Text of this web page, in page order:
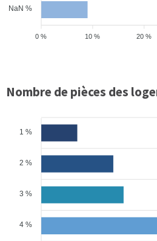
NaN %
20 %
10 %
0 %
Nombre de pièces des
1 %
2 %
3 %
4 %